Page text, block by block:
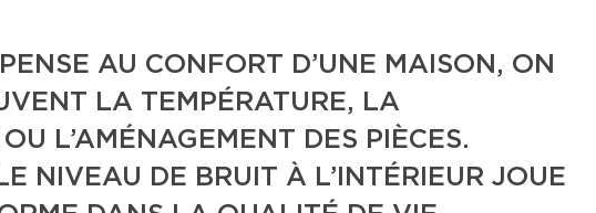
AU CONFORT D’UNE MAISON, ON
LA TEMPÉRATURE, LA
L’AMÉNAGEMENT DES PIÈCES.
NIVEAU DE BRUIT À L’INTÉRIEUR JOUE